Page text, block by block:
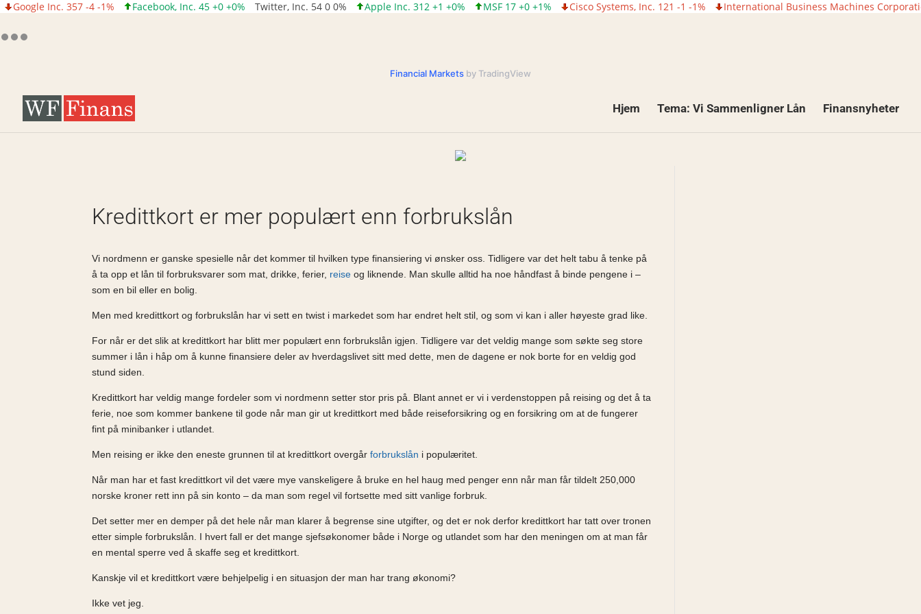
Google Inc. 357 -4 -1% Facebook, Inc. 45 +0 +0% Twitter, Inc. 54 0 0% Apple Inc. 312 +1 +0% MSF 17 +0 +1% Cisco Systems, Inc. 121 -1 -1% International Business Machines
Financial Markets by TradingView
Hjem Tema: Vi Sammenligner Lån Finansnyheter
Kredittkort er mer populært enn forbrukslån
Vi nordmenn er ganske spesielle når det kommer til hvilken type finansiering vi ønsker oss. Tidligere var det helt tabu å tenke på
å ta opp et lån til forbruksvarer som mat, drikke, ferier, reise og liknende. Man skulle alltid ha noe håndfast å binde pengene i –
som en bil eller en bolig.
Men med kredittkort og forbrukslån har vi sett en twist i markedet som har endret helt stil, og som vi kan i aller høyeste grad like.
For når er det slik at kredittkort har blitt mer populært enn forbrukslån igjen. Tidligere var det veldig mange som søkte seg store
summer i lån i håp om å kunne finansiere deler av hverdagslivet sitt med dette, men de dagene er nok borte for en veldig god
stund siden.
Kredittkort har veldig mange fordeler som vi nordmenn setter stor pris på. Blant annet er vi i verdenstoppen på reising og det å ta
ferie, noe som kommer bankene til gode når man gir ut kredittkort med både reiseforsikring og en forsikring om at de fungerer
fint på minibanker i utlandet.
Men reising er ikke den eneste grunnen til at kredittkort overgårforbrukslån i populæritet.
Når man har et fast kredittkort vil det være mye vanskeligere å bruke en hel haug med penger enn når man får tildelt 250,000
norske kroner rett inn på sin konto – da man som regel vil fortsette med sitt vanlige forbruk.
Det setter mer en demper på det hele når man klarer å begrense sine utgifter, og det er nok derfor kredittkort har tatt over tronen
etter simple forbrukslån. I hvert fall er det mange sjefsøkonomer både i Norge og utlandet som har den meningen om at man får
en mental sperre ved å skaffe seg et kredittkort.
Kanskje vil et kredittkort være behjelpelig i en situasjon der man har trang økonomi?
Ikke vet jeg.